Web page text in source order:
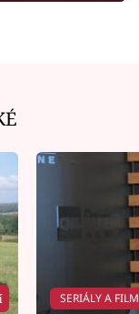
SERIÁLY A